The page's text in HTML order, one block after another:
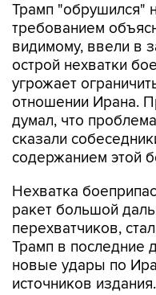
Трамп "обрушился"
требованием
видимому, ввели в
острой нехватки
угрожает
отношении Ирана.
думал, что
сказали
содержанием этой
Нехватка
ракет большой
перехватчиков,
Трамп в последние
новые удары по
источников издания.